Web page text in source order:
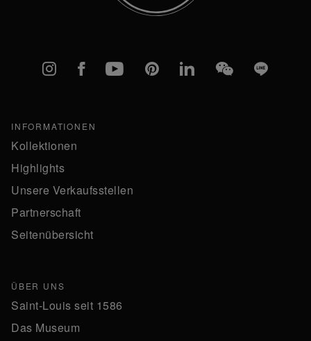
Instagram
FacebookYouTubePinterestlinkedInWeChatLine
INFORMATIONEN
Kollektionen
Highlights
Unsere Verkaufsstellen
Partnerschaft
Seitenübersicht
ÜBER UNS
Saint-Louis seit 1586
Das Museum